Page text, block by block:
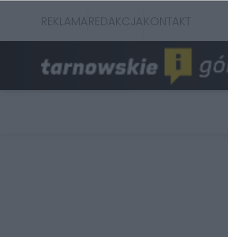
REKLAMAREDAKCJAKONTAKT